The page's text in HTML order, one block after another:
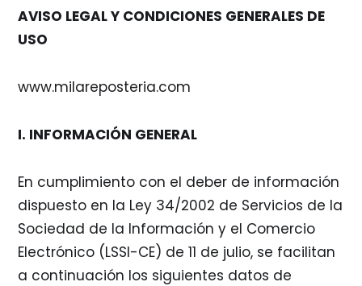
AVISO LEGAL Y CONDICIONES GENERALES DE
USO
www.milareposteria.com
I. INFORMACIÓN GENERAL
En cumplimiento con el deber de información
dispuesto en la Ley 34/2002 de Servicios de la
Sociedad de la Información y el Comercio
Electrónico (LSSI-CE) de 11 de julio, se facilitan
a continuación los siguientes datos de